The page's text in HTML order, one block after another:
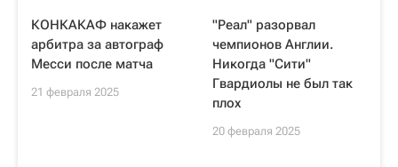
КОНКАКАФ накажет
арбитра за автограф
Месси после матча
21 февраля 2025
"Реал" разорвал
чемпионов Англии.
Никогда "Сити"
Гвардиолы не был так
плох
20 февраля 2025